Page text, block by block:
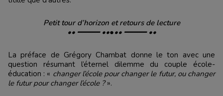
​Petit tour d’horizon et retours de lecture
•• ━━━━━ ••●•• ━━━━━ ••
La préface de Grégory Chambat donne le ton avec une
question résumant l’éternel dilemme du couple école-
éducation : « changer l’école pour changer le futur, ou changer
le futur pour changer l’école ?».